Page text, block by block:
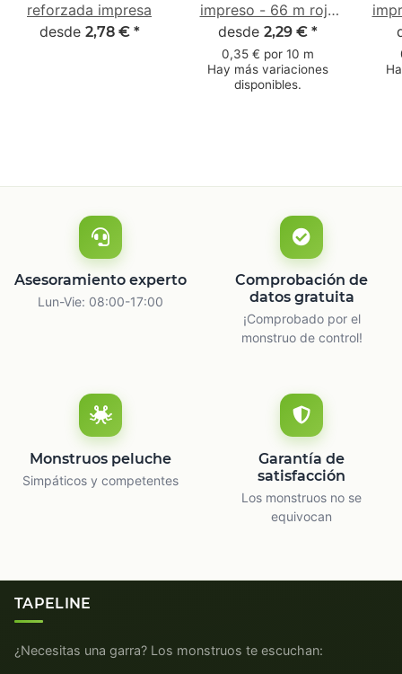
reforzada impresa
desde 2,78 € *
impreso - 66 m rojo
coral claro - #FF8674
- desenrollado
ruidoso
desde 2,29 € *
0,35 € por 10 m
Hay más variaciones
disponibles.
Asesoramiento experto
Lun-Vie: 08:00-17:00
Comprobación de
datos gratuita
¡Comprobado por el
monstruo de control!
Monstruos peluche
Simpáticos y competentes
Garantía de
satisfacción
Los monstruos no se
equivocan
TAPELINE
¿Necesitas una garra? Los monstruos te escuchan: